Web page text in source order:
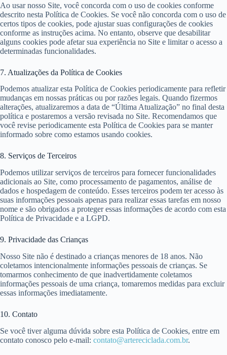
Ao usar nosso Site, você concorda com o uso de cookies conforme
descrito nesta Política de Cookies. Se você não concorda com o uso de
certos tipos de cookies, pode ajustar suas configurações de cookies
conforme as instruções acima. No entanto, observe que desabilitar
alguns cookies pode afetar sua experiência no Site e limitar o acesso a
determinadas funcionalidades.
7. Atualizações da Política de Cookies
Podemos atualizar esta Política de Cookies periodicamente para refletir
mudanças em nossas práticas ou por razões legais. Quando fizermos
alterações, atualizaremos a data de “Última Atualização” no final desta
política e postaremos a versão revisada no Site. Recomendamos que
você revise periodicamente esta Política de Cookies para se manter
informado sobre como estamos usando cookies.
8. Serviços de Terceiros
Podemos utilizar serviços de terceiros para fornecer funcionalidades
adicionais ao Site, como processamento de pagamentos, análise de
dados e hospedagem de conteúdo. Esses terceiros podem ter acesso às
suas informações pessoais apenas para realizar essas tarefas em nosso
nome e são obrigados a proteger essas informações de acordo com esta
Política de Privacidade e a LGPD.
9. Privacidade das Crianças
Nosso Site não é destinado a crianças menores de 18 anos. Não
coletamos intencionalmente informações pessoais de crianças. Se
tomarmos conhecimento de que inadvertidamente coletamos
informações pessoais de uma criança, tomaremos medidas para excluir
essas informações imediatamente.
10. Contato
Se você tiver alguma dúvida sobre esta Política de Cookies, entre em
contato conosco pelo e-mail: contato@artereciclada.com.br.